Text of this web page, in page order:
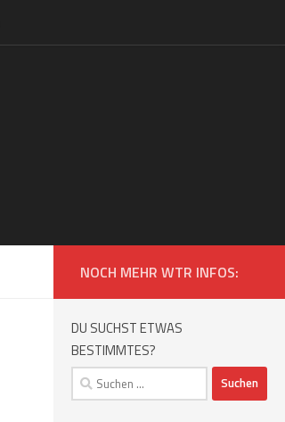
NOCH MEHR WTR INFOS:
DU SUCHST ETWAS
BESTIMMTES?
Suchen
nach: